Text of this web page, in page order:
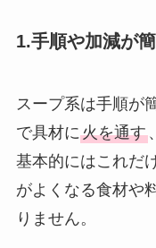
1.手順や加減が
スープ系は手順が
で具材に火を通す
基本的にはこれだ
がよくなる食材や
りません。